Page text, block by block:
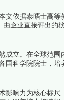
文依据泰晤士高
企业直接评出的
起来看看详细名
成立。在全球范围
科学院院士，培
，它们是全球数
影响力为核心标尺